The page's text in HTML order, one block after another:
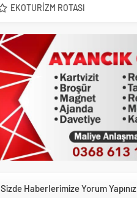
EKOTURIZM ROTASI
Sizde Haberlerimize Yorum Yapınız